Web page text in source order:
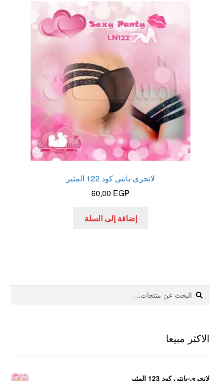
لانجري-بانتي كود 122 المثير
60,00 EGP
إضافة إلى السلة
البحث
عن:
بحث
الاكثر مبيعا
لانجري-بانتي كود 123 المثير